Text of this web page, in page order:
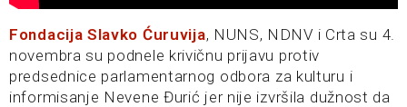
Fondacija Slavko Ćuruvija, NUNS, NDNV i Crta su 4.
novembra su podnele krivičnu prijavu protiv
predsednice parlamentarnog odbora za kulturu i
informisanje Nevene Đurić jer nije izvršila dužnost da